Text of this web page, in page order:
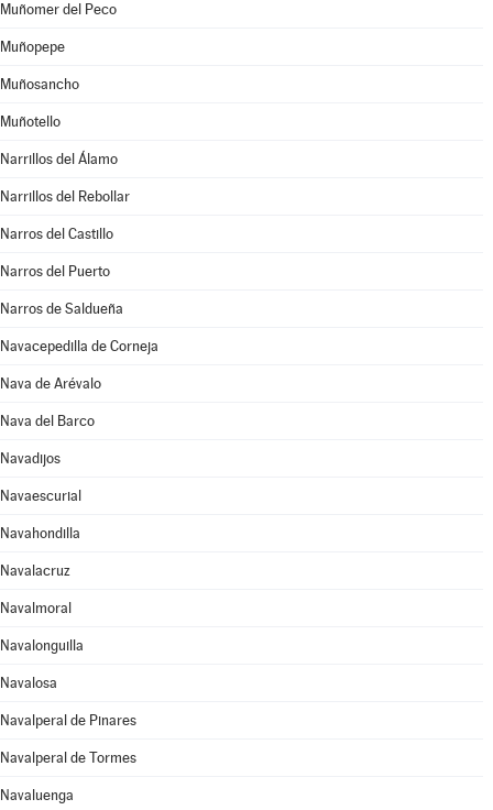
Muñomer del Peco
Muñopepe
Muñosancho
Muñotello
Narrillos del Álamo
Narrillos del Rebollar
Narros del Castillo
Narros del Puerto
Narros de Saldueña
Navacepedilla de Corneja
Nava de Arévalo
Nava del Barco
Navadijos
Navaescurial
Navahondilla
Navalacruz
Navalmoral
Navalonguilla
Navalosa
Navalperal de Pinares
Navalperal de Tormes
Navaluenga